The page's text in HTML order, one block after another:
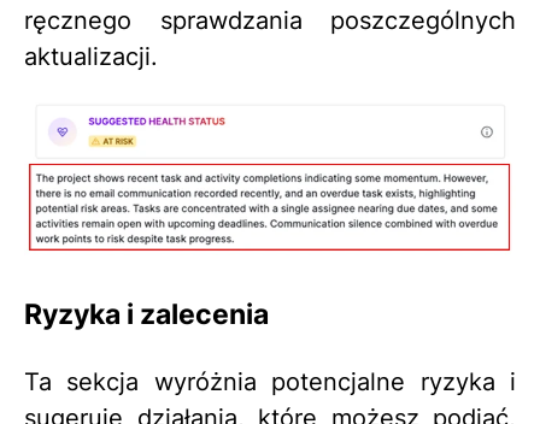
ręcznego sprawdzania poszczególnych
aktualizacji.
Ryzyka i zalecenia
Ta sekcja wyróżnia potencjalne ryzyka i
sugeruje działania, które możesz podjąć,